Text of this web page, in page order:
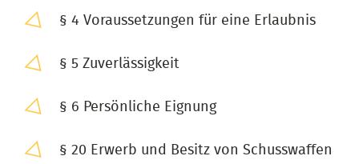
§ 4 Voraussetzungen für eine Erlaubnis
§ 5 Zuverlässigkeit
§ 6 Persönliche Eignung
§ 20 Erwerb und Besitz von Schusswaffen